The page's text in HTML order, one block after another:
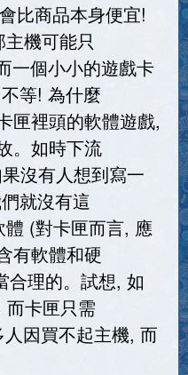
比商品本身便宜!
機可能只
一個小小的遊戲卡
等! 為什麼
匣裡頭的軟體遊戲,
。如時下流
沒有人想到寫一
就沒有這
(對卡匣而言, 應
有軟體和硬
合理的。試想, 如
卡匣只需
因買不起主機, 而